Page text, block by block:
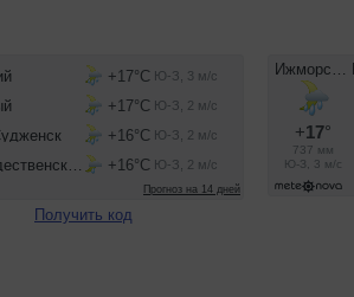
Получить код